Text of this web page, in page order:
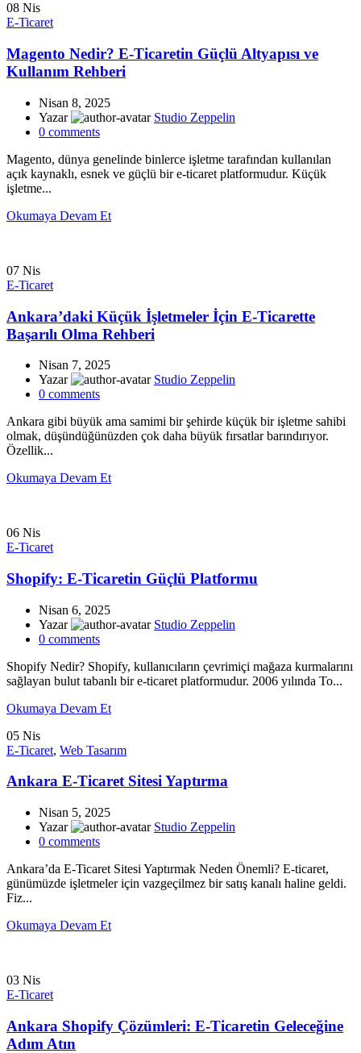
08 Nis
E-Ticaret
Magento Nedir? E-Ticaretin Güçlü Altyapısı ve
Kullanım Rehberi
Nisan 8, 2025
Yazar
Studio Zeppelin
0 comments
Magento, dünya genelinde binlerce işletme tarafından kullanılan
açık kaynaklı, esnek ve güçlü bir e-ticaret platformudur. Küçük
işletme...
Okumaya Devam Et
07 Nis
E-Ticaret
Ankara’daki Küçük İşletmeler İçin E-Ticarette
Başarılı Olma Rehberi
Nisan 7, 2025
Yazar
Studio Zeppelin
0 comments
Ankara gibi büyük ama samimi bir şehirde küçük bir işletme sahibi
olmak, düşündüğünüzden çok daha büyük fırsatlar barındırıyor.
Özellik...
Okumaya Devam Et
06 Nis
E-Ticaret
Shopify: E-Ticaretin Güçlü Platformu
Nisan 6, 2025
Yazar
Studio Zeppelin
0 comments
Shopify Nedir? Shopify, kullanıcıların çevrimiçi mağaza kurmalarını
sağlayan bulut tabanlı bir e-ticaret platformudur. 2006 yılında To...
Okumaya Devam Et
05 Nis
E-Ticaret, Web Tasarım
Ankara E-Ticaret Sitesi Yaptırma
Nisan 5, 2025
Yazar
Studio Zeppelin
0 comments
Ankara’da E-Ticaret Sitesi Yaptırmak Neden Önemli? E-ticaret,
günümüzde işletmeler için vazgeçilmez bir satış kanalı haline geldi.
Fiz...
Okumaya Devam Et
03 Nis
E-Ticaret
Ankara Shopify Çözümleri: E-Ticaretin Geleceğine
Adım Atın